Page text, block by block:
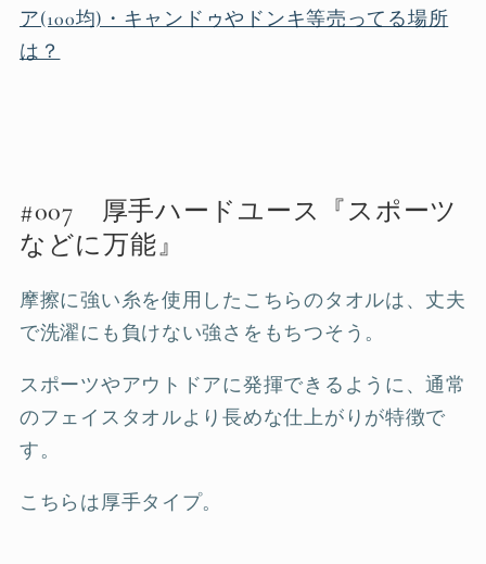
ア(100均)・キャンドゥやドンキ等売ってる場所
は？
#007 厚手ハードユース『スポーツ
などに万能』
摩擦に強い糸を使用したこちらのタオルは、丈夫
で洗濯にも負けない強さをもちつそう。
スポーツやアウトドアに発揮できるように、通常
のフェイスタオルより長めな仕上がりが特徴で
す。
こちらは厚手タイプ。